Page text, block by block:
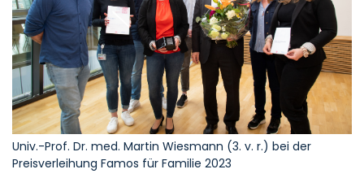
Univ.-Prof. Dr. med. Martin Wiesmann (3. v. r.) bei der
Preisverleihung Famos für Familie 2023